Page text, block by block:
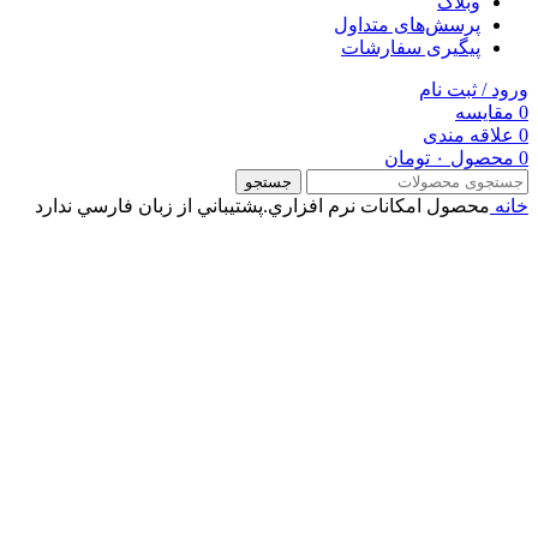
پرسش‌های متداول
پیگیری سفارشات
ورود / ثبت نام
0 مقایسه
0 علاقه مندی
0 محصول ۰ تومان
جستجو
خانه محصول امکانات نرم افزاري.پشتيباني از زبان فارسي ندارد